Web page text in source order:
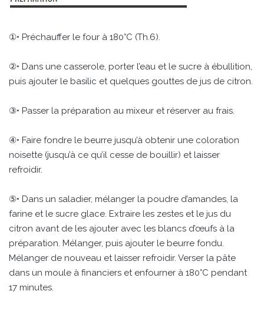
①• Préchauffer le four à 180°C (Th.6).
②• Dans une casserole, porter l’eau et le sucre à ébullition,
puis ajouter le basilic et quelques gouttes de jus de citron.
③• Passer la préparation au mixeur et réserver au frais.
④• Faire fondre le beurre jusqu’à obtenir une coloration
noisette (jusqu’à ce qu’il cesse de bouillir) et laisser
refroidir.
⑤• Dans un saladier, mélanger la poudre d’amandes, la
farine et le sucre glace. Extraire les zestes et le jus du
citron avant de les ajouter avec les blancs d’œufs à la
préparation. Mélanger, puis ajouter le beurre fondu.
Mélanger de nouveau et laisser refroidir. Verser la pâte
dans un moule à financiers et enfourner à 180°C pendant
17 minutes.